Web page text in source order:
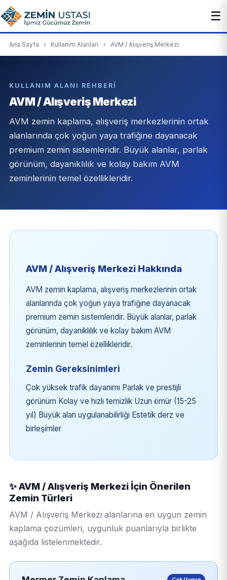
☰
Ana Sayfa › Kullanım Alanları › AVM / Alışveriş Merkezi
KULLANIM ALANI REHBERI
AVM / Alışveriş Merkezi
AVM zemin kaplama, alışveriş merkezlerinin ortak
alanlarında çok yoğun yaya trafiğine dayanacak
premium zemin sistemleridir. Büyük alanlar, parlak
görünüm, dayanıklılık ve kolay bakım AVM
zeminlerinin temel özellikleridir.
AVM / Alışveriş Merkezi Hakkında
AVM zemin kaplama, alışveriş merkezlerinin ortak
alanlarında çok yoğun yaya trafiğine dayanacak
premium zemin sistemleridir. Büyük alanlar, parlak
görünüm, dayanıklılık ve kolay bakım AVM
zeminlerinin temel özellikleridir.
Zemin Gereksinimleri
Çok yüksek trafik dayanımı Parlak ve prestijli
görünüm Kolay ve hızlı temizlik Uzun ömür (15-25
yıl) Büyük alan uygulanabilirliği Estetik derz ve
birleşimler
✨ AVM / Alışveriş Merkezi İçin Önerilen
Zemin Türleri
AVM / Alışveriş Merkezi alanlarına en uygun zemin
kaplama çözümleri, uygunluk puanlarıyla birlikte
aşağıda listelenmektedir.